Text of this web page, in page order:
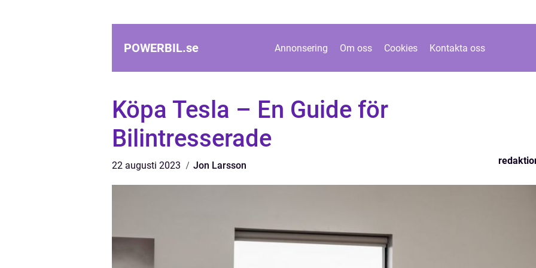
POWERBIL.se Annonsering Om oss Cookies Kontakta oss
Köpa Tesla – En Guide för
Bilintresserade
22 augusti 2023 Jon Larsson